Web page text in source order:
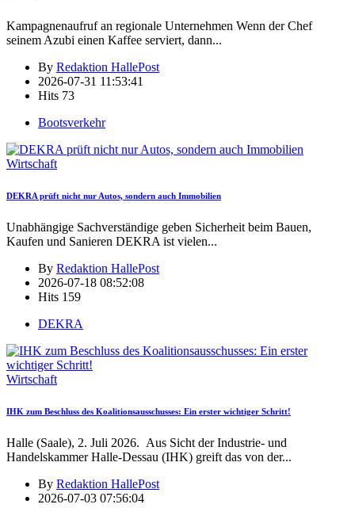
Kampagnenaufruf an regionale Unternehmen Wenn der Chef
seinem Azubi einen Kaffee serviert, dann...
By Redaktion HallePost
2026-07-31 11:53:41
Hits 73
Bootsverkehr
Wirtschaft
DEKRA prüft nicht nur Autos, sondern auch Immobilien
Unabhängige Sachverständige geben Sicherheit beim Bauen,
Kaufen und Sanieren DEKRA ist vielen...
By Redaktion HallePost
2026-07-18 08:52:08
Hits 159
DEKRA
Wirtschaft
IHK zum Beschluss des Koalitionsausschusses: Ein erster wichtiger Schritt!
Halle (Saale), 2. Juli 2026. Aus Sicht der Industrie- und
Handelskammer Halle-Dessau (IHK) greift das von der...
By Redaktion HallePost
2026-07-03 07:56:04